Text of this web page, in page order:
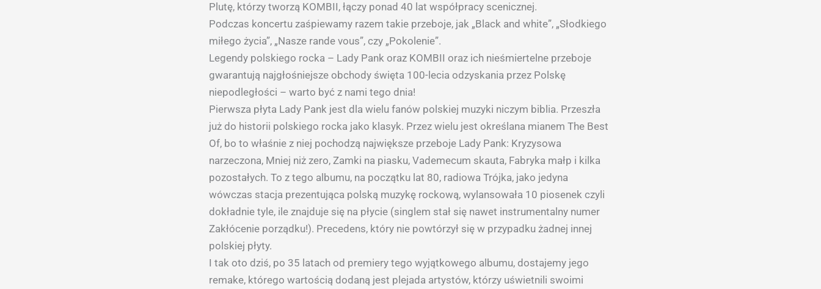
Plutę, którzy tworzą KOMBII, łączy ponad 40 lat współpracy scenicznej.
Podczas koncertu zaśpiewamy razem takie przeboje, jak „Black and white”, „Słodkiego
miłego życia”, „Nasze rande vous”, czy „Pokolenie”.
Legendy polskiego rocka – Lady Pank oraz KOMBII oraz ich nieśmiertelne przeboje
gwarantują najgłośniejsze obchody święta 100-lecia odzyskania przez Polskę
niepodległości – warto być z nami tego dnia!
Pierwsza płyta Lady Pank jest dla wielu fanów polskiej muzyki niczym biblia. Przeszła
już do historii polskiego rocka jako klasyk. Przez wielu jest określana mianem The Best
Of, bo to właśnie z niej pochodzą największe przeboje Lady Pank: Kryzysowa
narzeczona, Mniej niż zero, Zamki na piasku, Vademecum skauta, Fabryka małp i kilka
pozostałych. To z tego albumu, na początku lat 80, radiowa Trójka, jako jedyna
wówczas stacja prezentująca polską muzykę rockową, wylansowała 10 piosenek czyli
dokładnie tyle, ile znajduje się na płycie (singlem stał się nawet instrumentalny numer
Zakłócenie porządku!). Precedens, który nie powtórzył się w przypadku żadnej innej
polskiej płyty.
I tak oto dziś, po 35 latach od premiery tego wyjątkowego albumu, dostajemy jego
remake, którego wartością dodaną jest plejada artystów, którzy uświetnili swoimi